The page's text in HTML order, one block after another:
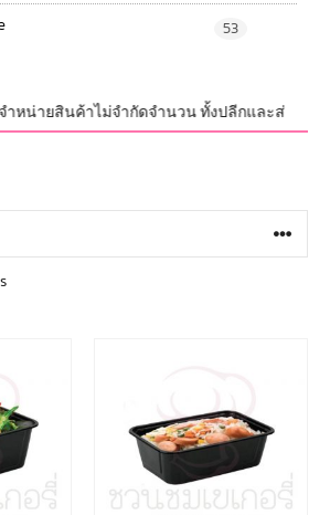
53
ยสินค้าไม่จำกัดจำนวน ทั้งปลีกและส่ง มีสินค้า